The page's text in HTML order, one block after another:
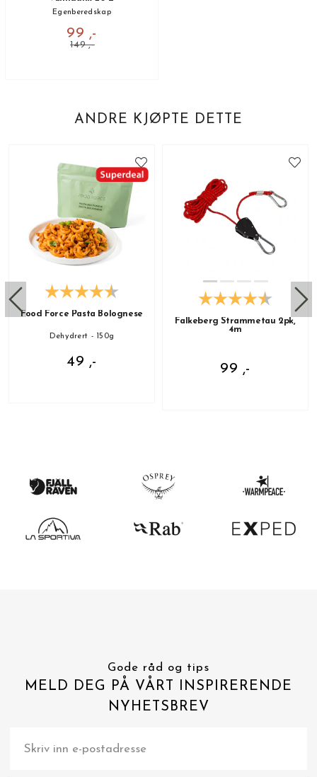
Egenberedskap
99 ,-
149 ,-
ANDRE KJØPTE DETTE
Food Force Pasta Bolognese
Dehydrert - 150g
49 ,-
Falkeberg Strammetau 2pk,
4m
99 ,-
Gode råd og tips
MELD DEG PÅ VÅRT INSPIRERENDE
NYHETSBREV